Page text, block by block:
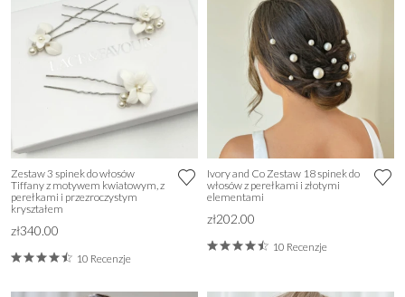
Zestaw 3 spinek do włosów
Tiffany z motywem kwiatowym, z
perełkami i przezroczystym
kryształem
zł340.00
10 Recenzje
Ivory and Co Zestaw 18 spinek do
włosów z perełkami i złotymi
elementami
zł202.00
10 Recenzje